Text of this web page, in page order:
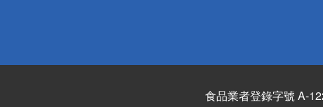
食品業者登錄字號 A-